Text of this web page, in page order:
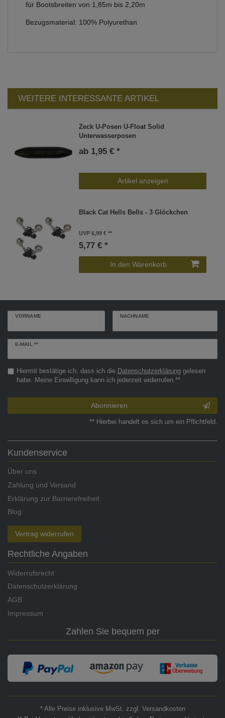
für Bootsbreiten von 1,85m bis 2,20m
Bezugsmaterial: 100% Polyurethan
WEITERE INTERESSANTE ARTIKEL
Zeck U-Posen U-Float Solid
Unterwasserposen
ab 1,95 € *
Artikel anzeigen
Black Cat Hells Bells - 3 Glöckchen
UVP 6,99 €
5,77 € *
In den Warenkorb
VORNAME NACHNAME
E-MAIL **
Newsletter
Hiermit bestätige ich, dass ich die Daten­schutz­erklärunggelesen
habe. Meine Einwilligung kann ich jederzeit widerrufen.**
Abonnieren
** Hierbei handelt es sich um ein Pflichtfeld.
Kundenservice
Über uns
Zahlung und Versand
Erklärung zur Barrierefreiheit
Blog
Vertrag widerrufen
Rechtliche Angaben
Widerrufsrecht
Datenschutzerklärung
AGB
Impressum
Zahlen Sie bequem per
* Alle Preise inklusive MwSt. zzgl. Versandkosten